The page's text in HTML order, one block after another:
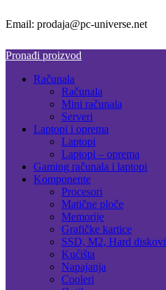
Email: prodaja@pc-universe.net
Pronađi proizvod
Računala
Računala
Mini računala
Serveri
Laptopi i oprema
Laptopi
Laptopi – oprema
Gaming računala i laptopi
Komponente
Procesori
Matične ploče
Memorije
Grafičke kartice
SSD, M2, Hard diskovi
Kućišta
Napajanja
Cooleri